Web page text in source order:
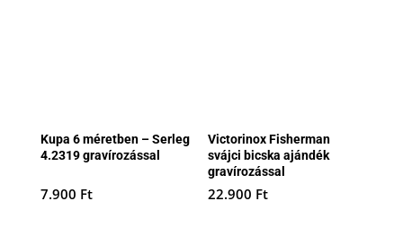
Kupa 6 méretben – Serleg
4.2319 gravírozással
7.900 Ft
Victorinox Fisherman
svájci bicska ajándék
gravírozással
22.900 Ft